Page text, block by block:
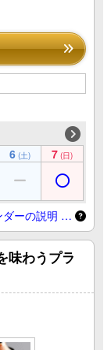
6 (土) 7 (日)
ダーの説明 …
味わうプラ